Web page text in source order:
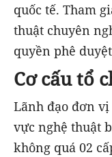
quốc tế. Tham
thuật chuyên
quyền phê
Cơ cấu tổ
Lãnh đạo đơn
vực nghệ thuật
không quá 02